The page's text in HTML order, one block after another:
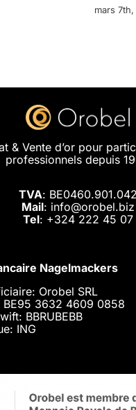
mars
& Vente d’or pour
professionnels depuis
TVA: BE0460.901.042
Mail: info@orobel.biz
Tel: +324 222 45 07
Nagelmackers
Orobel SRL
BE95 3632 4609 0858
BBRUBEBB
ING